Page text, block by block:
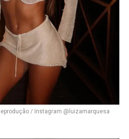
/ Instagram @luizamarquesa